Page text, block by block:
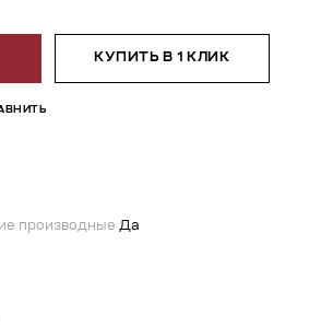
КУПИТЬ В 1 КЛИК
производные Да